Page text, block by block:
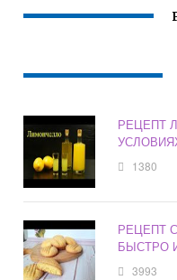
РЕЦЕПТ
1380
РЕЦЕПТ
БЫСТРО
3993